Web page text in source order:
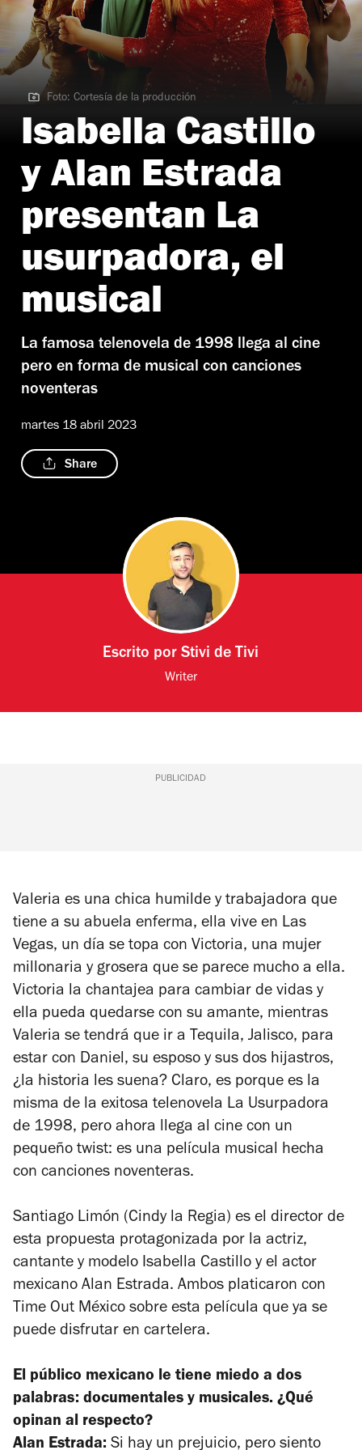
Foto: Cortesía de la producción
Foto: Cortesía de la producción
Isabella Castillo
y Alan Estrada
presentan La
usurpadora, el
musical
La famosa telenovela de 1998 llega al cine
pero en forma de musical con canciones
noventeras
martes 18 abril 2023
Share
Escrito porStivi de Tivi
Writer
PUBLICIDAD
Valeria es una chica humilde y trabajadora que
tiene a su abuela enferma, ella vive en Las
Vegas, un día se topa con Victoria, una mujer
millonaria y grosera que se parece mucho a ella.
Victoria la chantajea para cambiar de vidas y
ella pueda quedarse con su amante, mientras
Valeria se tendrá que ir a Tequila, Jalisco, para
estar con Daniel, su esposo y sus dos hijastros,
¿la historia les suena? Claro, es porque es la
misma de la exitosa telenovela La Usurpadora
de 1998, pero ahora llega al cine con un
pequeño twist: es una película musical hecha
con canciones noventeras.
Santiago Limón (Cindy la Regia) es el director de
esta propuesta protagonizada por la actriz,
cantante y modelo Isabella Castillo y el actor
mexicano Alan Estrada. Ambos platicaron con
Time Out México sobre esta película que ya se
puede disfrutar en cartelera.
El público mexicano le tiene miedo a dos
palabras: documentales y musicales. ¿Qué
opinan al respecto?
Alan Estrada: Si hay un prejuicio, pero siento